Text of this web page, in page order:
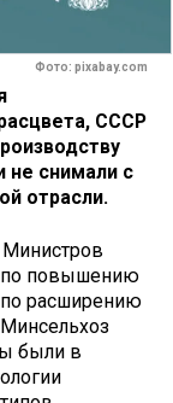
Фото: pixabay.com
СССР
не снимали с
отрасли.
Министров
по повышению
по расширению
были в